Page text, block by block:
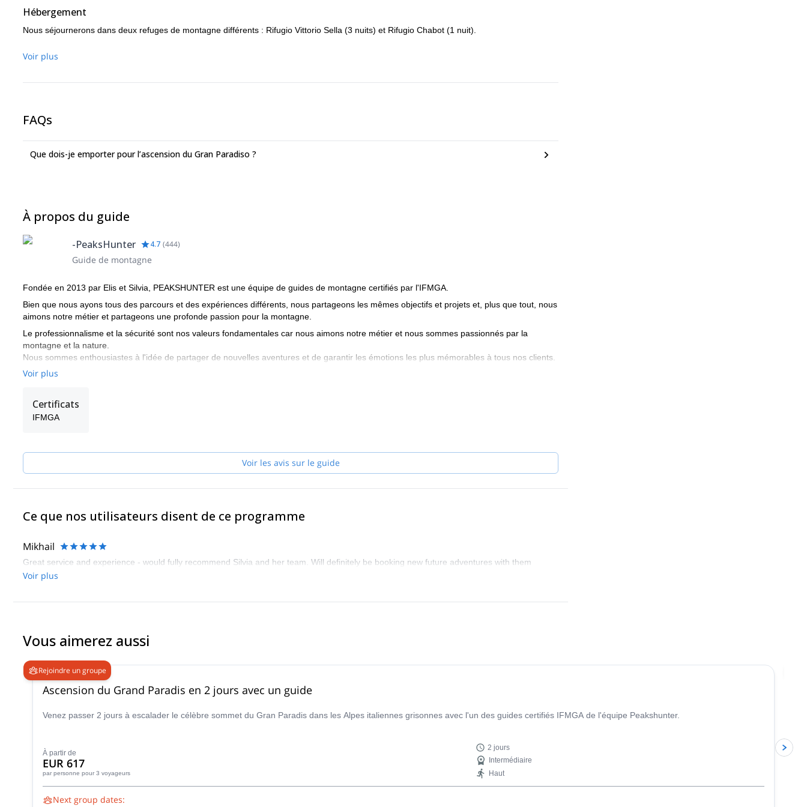
Hébergement
Nous séjournerons dans deux refuges de montagne différents : Rifugio Vittorio Sella (3 nuits) et Rifugio Chabot (1 nuit).
Voir plus
FAQs
Que dois-je emporter pour l’ascension du Gran Paradiso ?
À propos du guide
-PeaksHunter 4.7 (444)
Guide de montagne
Fondée en 2013 par Elis et Silvia, PEAKSHUNTER est une équipe de guides de montagne certifiés par l'IFMGA.
Bien que nous ayons tous des parcours et des expériences différents, nous partageons les mêmes objectifs et projets et, plus que tout, nous
aimons notre métier et partageons une profonde passion pour la montagne.
Le professionnalisme et la sécurité sont nos valeurs fondamentales car nous aimons notre métier et nous sommes passionnés par la
montagne et la nature.
Nous sommes enthousiastes à l'idée de partager de nouvelles aventures et de garantir les émotions les plus mémorables à tous nos clients.
Si vous êtes intéressés à expérimenter la beauté de la nature et la puissance des montagnes, les guides de montagne Peakshunter seront
heureux de vous guider ! Nous voulons vous procurer des émotions intenses et voulons être là pour les partager avec vous. Nous avons le
Nous voulons construire une relation forte et durable avec nos clients, fondée sur le respect que nous éprouvons pour tous ceux qui nous
rejoignent dans l'exploration de ce monde vertical saisissant.
que quelques-uns des 4000 sommets des Alpes qui se trouvent à proximité de la région où nous vivons et travaillons : la belle petite région
de la Vallée d'Aoste, proche des frontières françaises et suisses et non loin des aéroports internationaux de Genève, Milan et Turin.
d'imagination et nous réaliserons votre programme comme vous souhaitez le vivre !
compagnons, des entraîneurs personnels, des consultants et des soutiens compétents pour tout ce dont vous avez besoin pour planifier
Voir plus
Certificats
IFMGA
Voir les avis sur le guide
Ce que nos utilisateurs disent de ce programme
Mikhail
Great service and experience - would fully recommend Silvia and her team. Will definitely be booking new future adventures with them
Voir plus
Vous aimerez aussi
Rejoindre un groupe
Ascension du Grand Paradis en 2 jours avec un guide
Venez passer 2 jours à escalader le célèbre sommet du Gran Paradis dans les Alpes italiennes grisonnes avec l'un des guides certifiés IFMGA de l'équipe Peakshunter.
À partir de
EUR 617
par personne pour 3 voyageurs
2 jours
Intermédiaire
Haut
Next group dates: